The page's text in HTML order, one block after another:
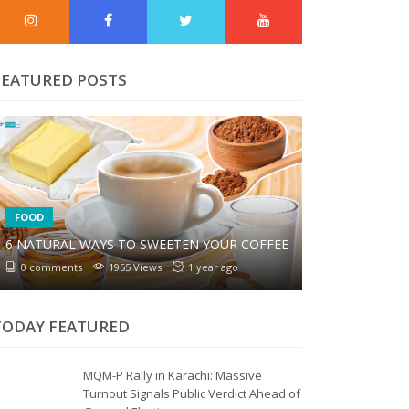
POSTS
FOOD
6 NATURAL WAYS TO SWEETEN YOUR COFFEE
0 comments 1955 Views 1 year ago
FEATURED
MQM-P Rally in Karachi: Massive
Turnout Signals Public Verdict Ahead of